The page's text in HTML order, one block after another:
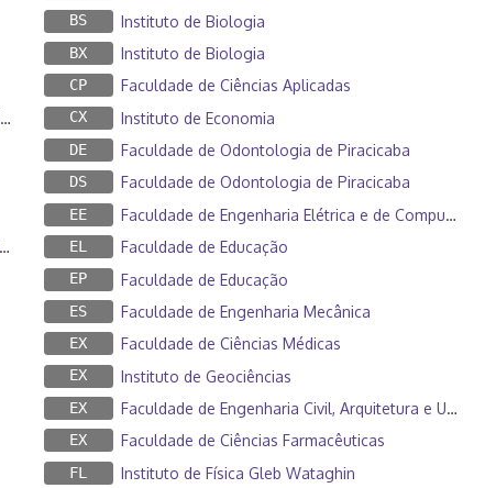
BS Instituto de Biologia
BX Instituto de Biologia
CP Faculdade de Ciências Aplicadas
CX Instituto de Economia
DE Faculdade de Odontologia de Piracicaba
DS Faculdade de Odontologia de Piracicaba
EE Faculdade de Engenharia Elétrica e de Computação
EL Faculdade de Educação
EP Faculdade de Educação
ES Faculdade de Engenharia Mecânica
EX Faculdade de Ciências Médicas
EX Instituto de Geociências
EX Faculdade de Engenharia Civil, Arquitetura e Urbanismo
EX Faculdade de Ciências Farmacêuticas
FL Instituto de Física Gleb Wataghin